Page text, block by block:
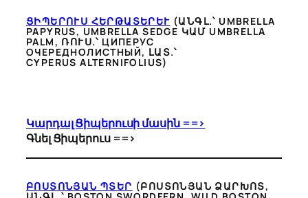
ՑԻՊԵՐՈՒՍ ՀԵՐԹԱՏԵՐԵՒ (ԱՆԳԼ.՝ UMBRELLA
PAPYRUS, UMBRELLA SEDGE ԿԱՄ UMBRELLA
PALM, ՌՈՒՍ.՝ ЦИПЕРУС
ОЧЕРЕДНОЛИСТНЫЙ, ԼԱՏ.՝
CYPERUS ALTERNIFOLIUS)
Կարդալ Ցիպերուսի մասին ==>
Գնել Ցիպերուս ==>
ԲՈՍՏՈՆՅԱՆ ՊՏԵՐ (ԲՈՍՏՈՆՅԱՆ ՁԱՐԽՈՏ,